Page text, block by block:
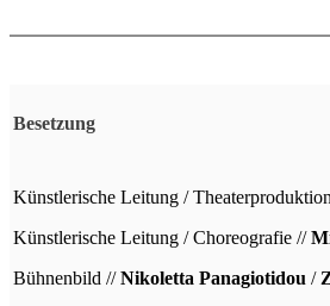
Besetzung
Künstlerische Leitung /
Künstlerische Leitung / Choreografie //
Bühnenbild //Nikoletta Panagiotidou /